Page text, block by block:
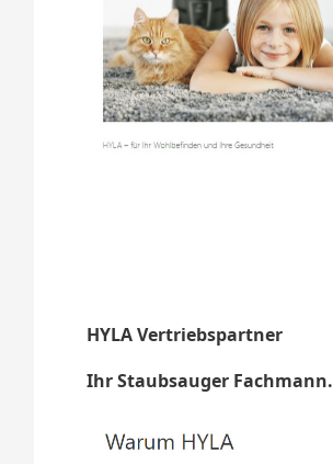
HYLA Vertriebspartner
Ihr Staubsauger Fachmann.